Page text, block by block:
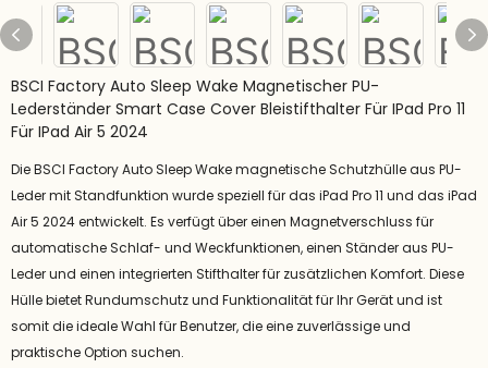
BSCI Factory Auto Sleep Wake Magnetischer PU-
Lederständer Smart Case Cover Bleistifthalter Für IPad Pro 11
Für IPad Air 5 2024
Die BSCI Factory Auto Sleep Wake magnetische Schutzhülle aus PU-
Leder mit Standfunktion wurde speziell für das iPad Pro 11 und das iPad
Air 5 2024 entwickelt. Es verfügt über einen Magnetverschluss für
automatische Schlaf- und Weckfunktionen, einen Ständer aus PU-
Leder und einen integrierten Stifthalter für zusätzlichen Komfort. Diese
Hülle bietet Rundumschutz und Funktionalität für Ihr Gerät und ist
somit die ideale Wahl für Benutzer, die eine zuverlässige und
praktische Option suchen.